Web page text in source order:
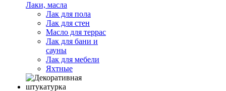
Лаки, масла
Лак для пола
Лак для стен
Масло для террас
Лак для бани и
сауны
Лак для мебели
Яхтные